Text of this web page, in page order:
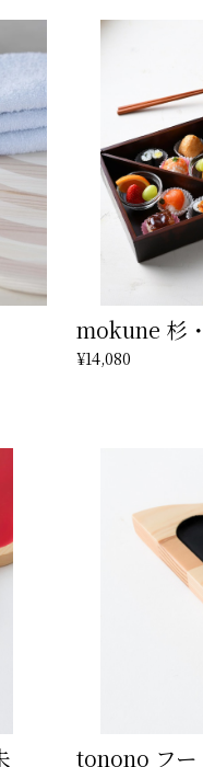
mokune 杉
¥14,080
tonono フ